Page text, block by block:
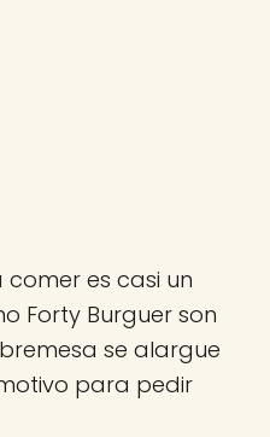
comer es casi un
Forty Burguer son
se alargue
para pedir